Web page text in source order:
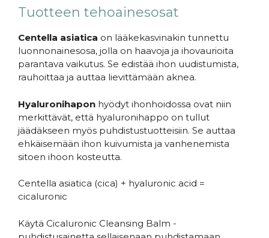
Tuotteen tehoainesosat
Centella asiatica on lääkekasvinakin tunnettu
luonnonainesosa, jolla on haavoja ja ihovaurioita
parantava vaikutus. Se edistää ihon uudistumista,
rauhoittaa ja auttaa lievittämään aknea.
Hyaluronihapon hyödyt ihonhoidossa ovat niin
merkittävät, että hyaluronihappo on tullut
jäädäkseen myös puhdistustuotteisiin. Se auttaa
ehkäisemään ihon kuivumista ja vanhenemista
sitoen ihoon kosteutta.
Centella asiatica (cica) + hyaluronic acid =
cicaluronic
Käytä Cicaluronic Cleansing Balm -